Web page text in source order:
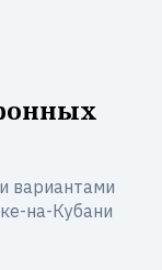
вариантами
на-Кубани